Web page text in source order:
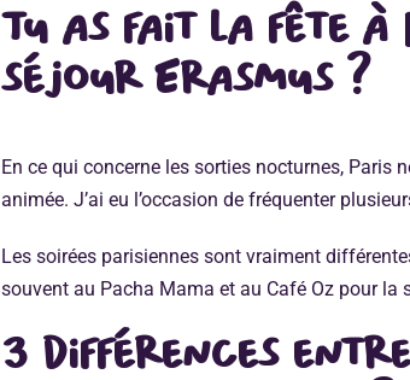
Tu as fait la fête
séjour Erasmus ?
En ce qui concerne les sorties nocturnes, Paris
animée. J’ai eu l’occasion de fréquenter
Les soirées parisiennes sont vraiment
souvent au Pacha Mama et au Café Oz pour la
3 différences